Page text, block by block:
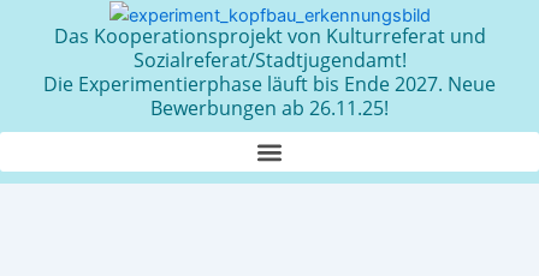
Das Kooperationsprojekt von Kulturreferat und
Sozialreferat/Stadtjugendamt!
Die Experimentierphase läuft bis Ende 2027. Neue
Bewerbungen ab 26.11.25!